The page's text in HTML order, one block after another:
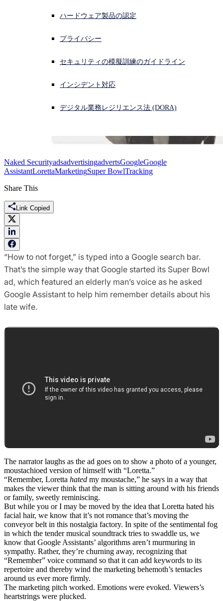
サイバー攻撃を受けている場合、連絡先はこちら
ハードウェア製品の認定
プライバシー
セキュリティの模擬訓練のガイドライン
インシデント対応
デジタル業務レジリエンス法 (DORA)
Naked SecurityadsadvertisingadvertsGoogleGoogle
AssistantLorettaMarketingSuper BowlTracking
Share This
Link Copied
“How to not forget,” is typed into a Google search bar.
That’s the simple way that Google started its Super Bowl
ad, which featured an elderly man’s voice as he asked
Google Assistant to help him remember details about his
late wife.
The narrator laughs as the ad goes on to show a photo of a younger,
moustachioed version of himself with “Loretta.”
“Remember, Loretta hated my moustache,” he says in a way that
makes the viewer think that the man is sitting around with his friends
or family, sweetly reminiscing.
But while you or I may be moved by the idea that Loretta hated his
facial hair, we know that it’s not romance that’s moving the
conveyor belt in this nostalgia factory. In spite of the sentimental fog
in which the tender musical soundtrack tries to swaddle us, we
know that Google Assistants’ algorithms aren’t murmuring in
sympathy. Rather, they’re churning away, recognizing that
“Remember” voice command so that it can add keywords to its
repertoire and thereby wind the marketing behemoth’s tentacles
around us ever more firmly.
The marketing pitch worked. Emotions were evoked. Viewers’s
heartstrings were plucked.